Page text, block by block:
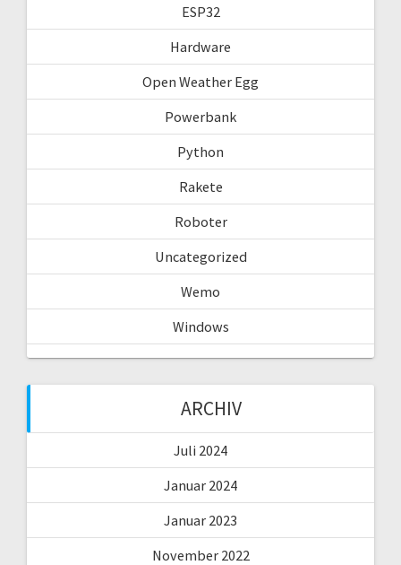
ESP32
Hardware
Open Weather Egg
Powerbank
Python
Rakete
Roboter
Uncategorized
Wemo
Windows
ARCHIV
Juli 2024
Januar 2024
Januar 2023
November 2022